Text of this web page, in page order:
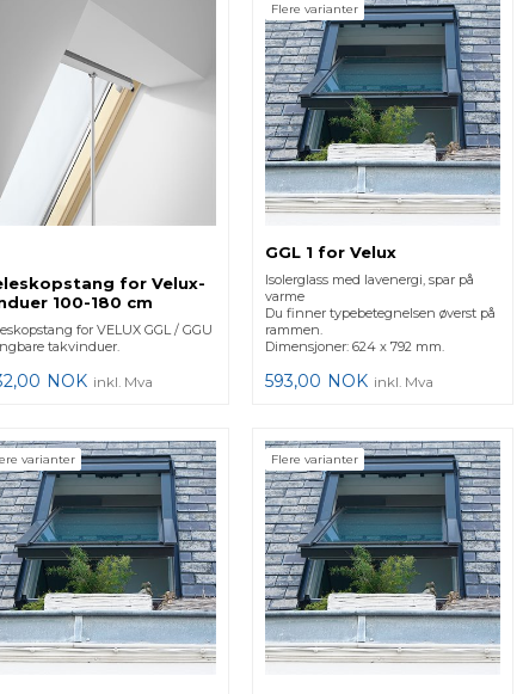
for Velux-
100-180 cm
for VELUX GGL / GGU
takvinduer.
NOK inkl. Mva
Flere varianter
GGL 1 for Velux
Isolerglass med lavenergi, spar på
varme
Du finner typebetegnelsen øverst på
rammen.
Dimensjoner: 624 x 792 mm.
593,00 NOK inkl. Mva
varianter Flere varianter